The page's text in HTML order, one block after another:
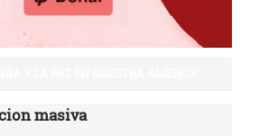
masiva